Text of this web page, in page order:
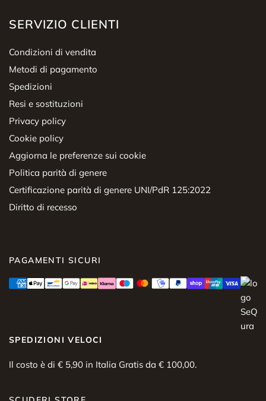
SERVIZIO CLIENTI
Condizioni di vendita
Metodi di pagamento
Spedizioni
Resi e sostituzioni
Privacy policy
Cookie policy
Aggiorna le preferenze sui cookie
Politica parità di genere
Certificazione parità di genere UNI/PdR 125:2022
Diritto di recesso
PAGAMENTI SICURI
SPEDIZIONI VELOCI
Il costo è di € 5,90 in Italia Gratis da € 100,00.